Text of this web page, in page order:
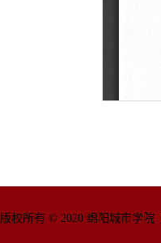
版权所有 © 2020 绵阳城市学院